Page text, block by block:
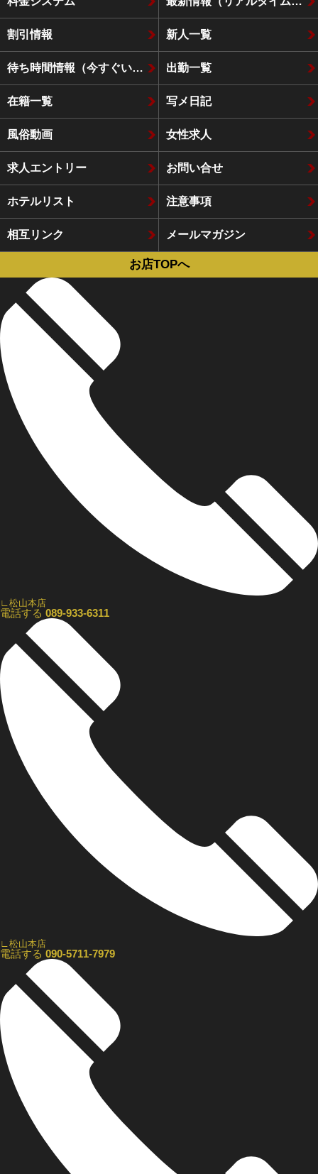
割引情報 新人一覧
待ち時間情報（今すぐいける娘） 出勤一覧
在籍一覧 写メ日記
風俗動画 女性求人
求人エントリー お問い合せ
ホテルリスト 注意事項
相互リンク メールマガジン
お店TOPへ
∟松山本店
電話する 089-933-6311
∟松山本店
電話する 090-5711-7979